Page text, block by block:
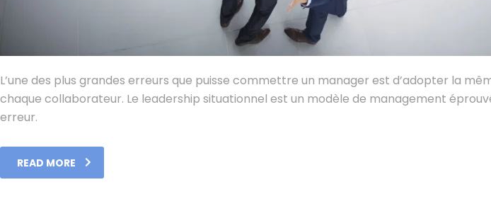
L’une des plus grandes erreurs que puisse commettre un manager est d’adopter la
chaque collaborateur. Le leadership situationnel est un modèle de management
erreur.
READ MORE